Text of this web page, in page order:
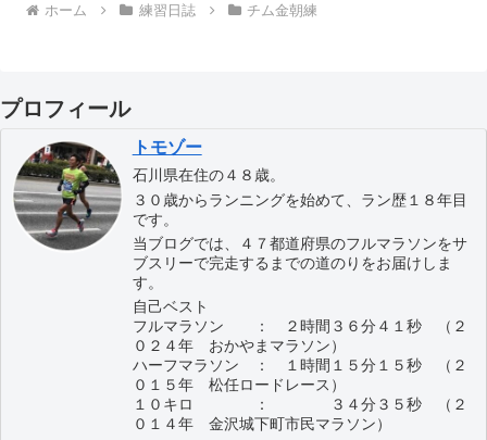
ホーム 練習日誌 チム金朝練
プロフィール
トモゾー
石川県在住の４８歳。
３０歳からランニングを始めて、ラン歴１８年目
です。
当ブログでは、４７都道府県のフルマラソンをサ
ブスリーで完走するまでの道のりをお届けしま
す。
自己ベスト
フルマラソン ： ２時間３６分４１秒 （２
０２４年 おかやまマラソン）
ハーフマラソン ： １時間１５分１５秒 （２
０１５年 松任ロードレース）
１０キロ ： ３４分３５秒 （２
０１４年 金沢城下町市民マラソン）